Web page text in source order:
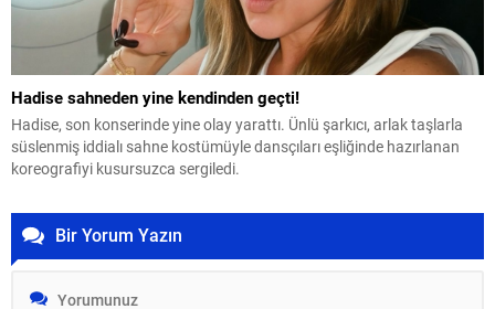
Hadise sahneden yine kendinden geçti!
Hadise, son konserinde yine olay yarattı. Ünlü şarkıcı, arlak taşlarla
süslenmiş iddialı sahne kostümüyle dansçıları eşliğinde hazırlanan
koreografiyi kusursuzca sergiledi.
Bir Yorum Yazın